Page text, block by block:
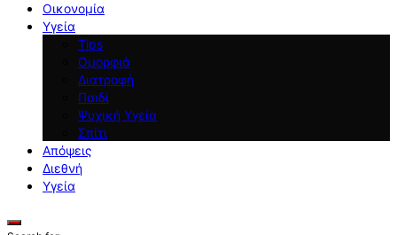
Οικονομία
Υγεία
Tips
Ομορφιά
Διατροφή
Παιδί
Ψυχική Υγεία
Σπίτι
Απόψεις
Διεθνή
Υγεία